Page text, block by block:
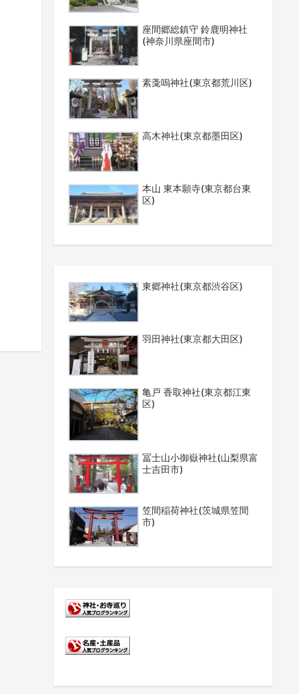
座間郷総鎮守 鈴鹿明神社
(神奈川県座間市)
素戔嗚神社(東京都荒川区)
高木神社(東京都墨田区)
本山 東本願寺(東京都台東
区)
東郷神社(東京都渋谷区)
羽田神社(東京都大田区)
亀戸 香取神社(東京都江東
区)
冨士山小御嶽神社(山梨県富
士吉田市)
笠間稲荷神社(茨城県笠間
市)